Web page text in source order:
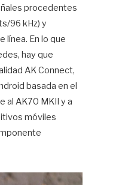
procedentes
96 kHz) y
línea. En lo que
hay que
AK Connect,
basada en el
al AK70 MKII y a
móviles